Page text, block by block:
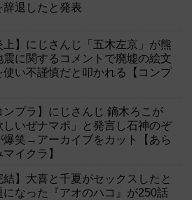
辞退したと発表
上】にじさんじ「五木左京」が熊
震に関するコメントで廃墟の絵文
使い不謹慎だと叩かれる【コンプ
ンプラ】にじさんじ 鏑木ろこが
しいぜナマポ」と発言し石神のぞ
爆笑→アーカイブをカット【あら
マイクラ】
結】大喜と千夏がセックスしたと
になった『アオのハコ』が250話